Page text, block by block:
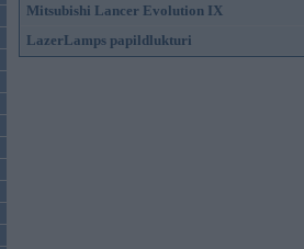
Mitsubishi Lancer Evolution IX
LazerLamps papildlukturi